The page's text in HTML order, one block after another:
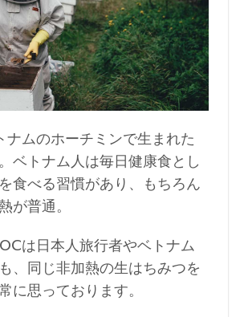
ナムのホーチミンで生まれた
ベトナム人は毎日健康食とし
食べる習慣があり、もちろん
が普通。
は日本人旅行者やベトナム
、同じ非加熱の生はちみつを
に思っております。